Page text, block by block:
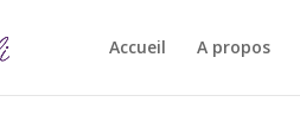
Accueil A propos